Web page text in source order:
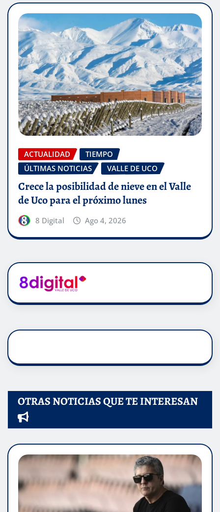
ACTUALIDAD
TIEMPO
ÚLTIMAS NOTICIAS
VALLE DE UCO
Crece la posibilidad de nieve en el Valle
de Uco para el próximo lunes
8 Digital Ago 4, 2026
OTRAS NOTICIAS QUE TE INTERESAN